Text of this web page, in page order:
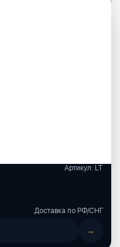
Артикул: LT
Доставка по РФ/СНГ
→